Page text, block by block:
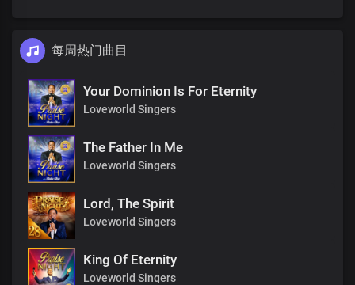
每周热门曲目
Your Dominion Is For Eternity
Loveworld Singers
The Father In Me
Loveworld Singers
Lord, The Spirit
Loveworld Singers
King Of Eternity
Loveworld Singers